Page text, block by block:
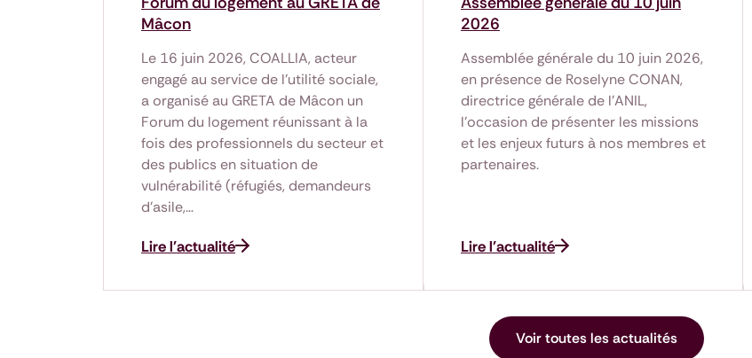
Mâcon
Le 16 juin 2026, COALLIA, acteur
engagé au service de l’utilité sociale,
a organisé au GRETA de Mâcon un
Forum du logement réunissant à la
fois des professionnels du secteur et
des publics en situation de
vulnérabilité (réfugiés, demandeurs
d’asile,…
Lire l'actualité
2026
Assemblée générale du 10 juin 2026,
en présence de Roselyne CONAN,
directrice générale de l'ANIL,
l'occasion de présenter les missions
et les enjeux futurs à nos membres et
partenaires.
Lire l'actualité
Voir toutes les actualités